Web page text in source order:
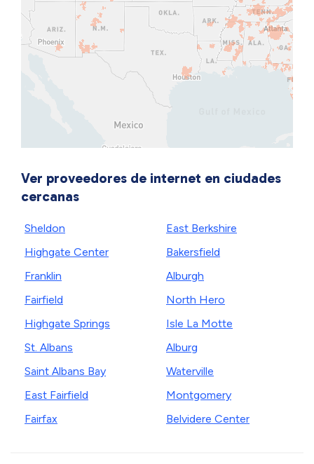
Ver proveedores de internet en ciudades
cercanas
Sheldon
Highgate Center
Franklin
Fairfield
Highgate Springs
St. Albans
Saint Albans Bay
East Fairfield
Fairfax
East Berkshire
Bakersfield
Alburgh
North Hero
Isle La Motte
Alburg
Waterville
Montgomery
Belvidere Center